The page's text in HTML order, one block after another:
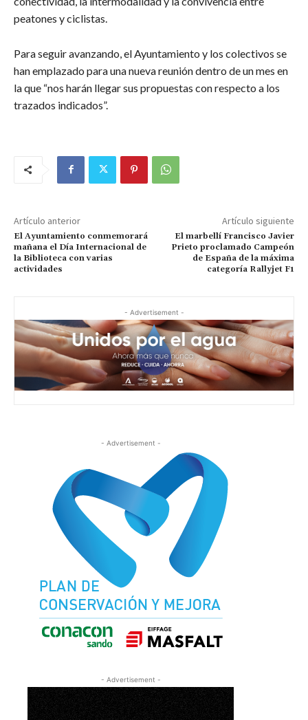
peatones y ciclistas.
Para seguir avanzando, el Ayuntamiento y los colectivos se
han emplazado para una nueva reunión dentro de un mes en
la que “nos harán llegar sus propuestas con respecto a los
trazados indicados”.
Artículo anterior
El Ayuntamiento conmemorará
mañana el Día Internacional de
la Biblioteca con varias
actividades
Artículo siguiente
El marbellí Francisco Javier
Prieto proclamado Campeón
de España de la máxima
categoría Rallyjet F1
- Advertisement -
- Advertisement -
- Advertisement -